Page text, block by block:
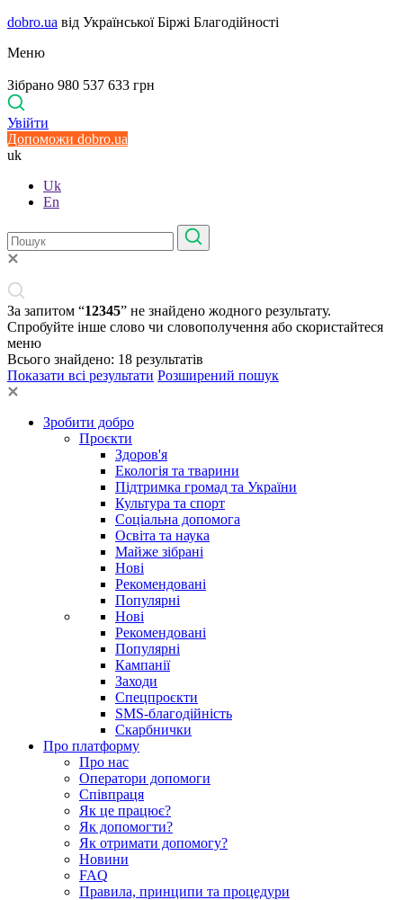
dobro.ua від Української Біржі Благодійності
Меню
Зібрано 980 537 633 грн
Увійти
Допоможи dobro.ua
uk
Uk
En
За запитом “12345” не знайдено жодного результату.
Спробуйте інше слово чи словополучення або скористайтеся
меню
Всього знайдено: 18 результатів
Показати всі результати Розширений пошук
Зробити добро
Проєкти
Здоров'я
Екологія та тварини
Підтримка громад та України
Культура та спорт
Соціальна допомога
Освіта та наука
Майже зібрані
Нові
Рекомендовані
Популярні
Нові
Рекомендовані
Популярні
Кампанії
Заходи
Спецпроєкти
SMS-благодійність
Скарбнички
Про платформу
Про нас
Оператори допомоги
Співпраця
Як це працює?
Як допомогти?
Як отримати допомогу?
Новини
FAQ
Правила, принципи та процедури